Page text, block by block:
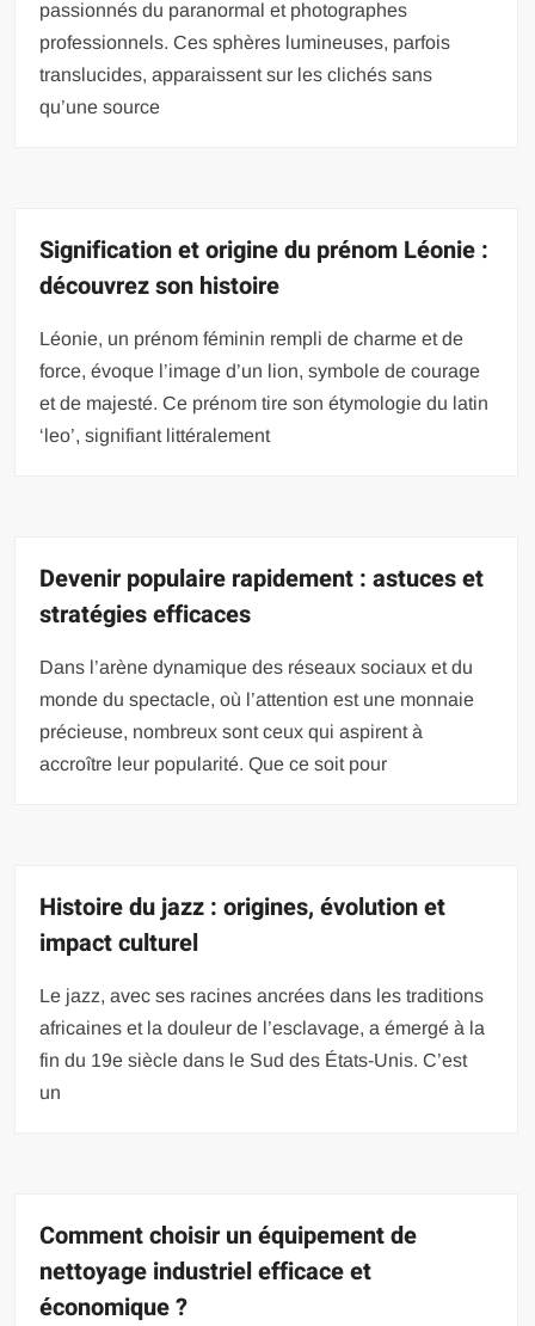
passionnés du paranormal et photographes
professionnels. Ces sphères lumineuses, parfois
translucides, apparaissent sur les clichés sans
qu’une source
Signification et origine du prénom Léonie :
découvrez son histoire
Léonie, un prénom féminin rempli de charme et de
force, évoque l’image d’un lion, symbole de courage
et de majesté. Ce prénom tire son étymologie du latin
‘leo’, signifiant littéralement
Devenir populaire rapidement : astuces et
stratégies efficaces
Dans l’arène dynamique des réseaux sociaux et du
monde du spectacle, où l’attention est une monnaie
précieuse, nombreux sont ceux qui aspirent à
accroître leur popularité. Que ce soit pour
Histoire du jazz : origines, évolution et
impact culturel
Le jazz, avec ses racines ancrées dans les traditions
africaines et la douleur de l’esclavage, a émergé à la
fin du 19e siècle dans le Sud des États-Unis. C’est
un
Comment choisir un équipement de
nettoyage industriel efficace et
économique ?